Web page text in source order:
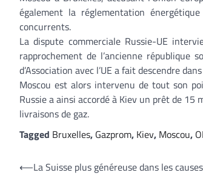
également la réglementation
concurrents.
La dispute commerciale Russie-UE
rapprochement de l’ancienne république
d’Association avec l’UE a fait descendre
Moscou est alors intervenu de tout son
Russie a ainsi accordé à Kiev un prêt de
livraisons de gaz.
Tagged Bruxelles, Gazprom, Kiev, Moscou,
Navigation
⟵La Suisse plus généreuse dans les